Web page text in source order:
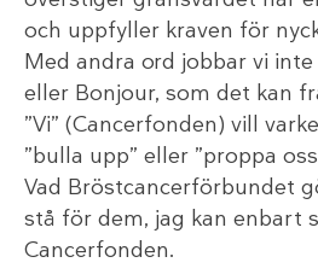
och uppfyller kraven för
Med andra ord jobbar vi
eller Bonjour, som det kan
”Vi” (Cancerfonden) vill
”bulla upp” eller ”proppa
Vad Bröstcancerförbundet
stå för dem, jag kan enbart
Cancerfonden.